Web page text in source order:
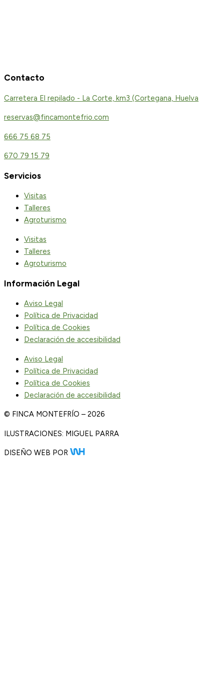
Contacto
Carretera El repilado - La Corte, km3 (Cortegana, Huelva
reservas@fincamontefrio.com
666 75 68 75
670 79 15 79
Servicios
Visitas
Talleres
Agroturismo
Visitas
Talleres
Agroturismo
Información Legal
Aviso Legal
Política de Privacidad
Política de Cookies
Declaración de accesibilidad
Aviso Legal
Política de Privacidad
Política de Cookies
Declaración de accesibilidad
© FINCA MONTEFRÍO – 2026
ILUSTRACIONES: MIGUEL PARRA
DISEÑO WEB POR